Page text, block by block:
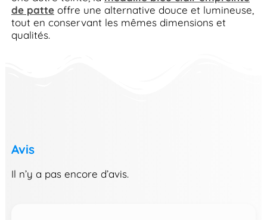
de patteoffre une alternative douce et lumineuse,
tout en conservant les mêmes dimensions et
qualités.
Avis
Il n’y a pas encore d’avis.